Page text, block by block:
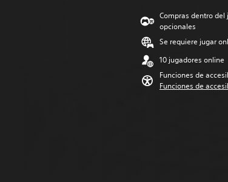
Compras dentro del
opcionales
Se requiere jugar
10 jugadores online
Funciones de
Funciones de